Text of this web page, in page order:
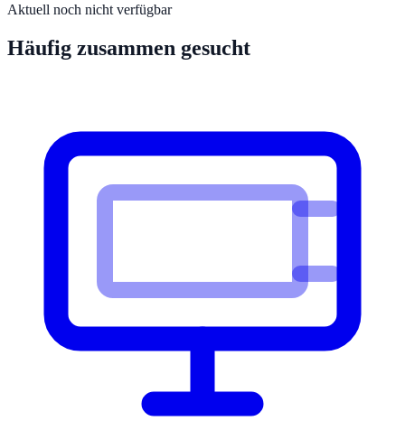
Aktuell noch nicht verfügbar
Häufig zusammen gesucht